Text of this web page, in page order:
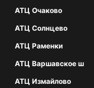
АТЦ Очаково
АТЦ Солнцево
АТЦ Раменки
АТЦ Варшавское ш
АТЦ Измайлово